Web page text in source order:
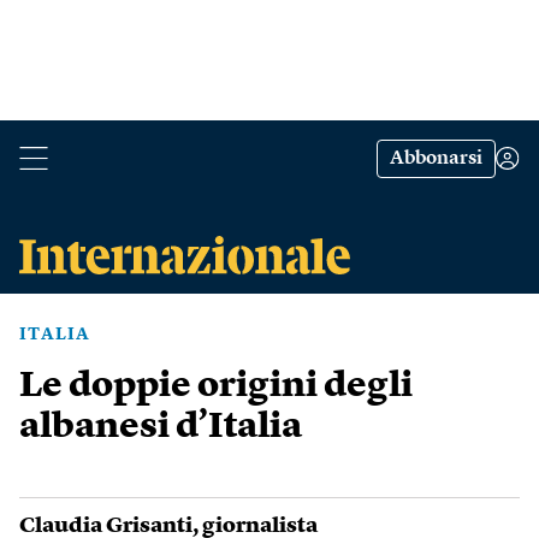
Abbonarsi
ITALIA
Le doppie origini degli
albanesi d’Italia
Claudia Grisanti, giornalista